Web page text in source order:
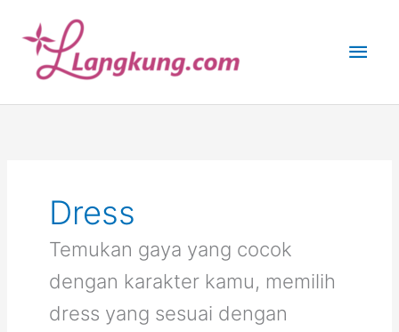
content
Main
Dress
Temukan gaya yang cocok
dengan karakter kamu, memilih
dress yang sesuai dengan